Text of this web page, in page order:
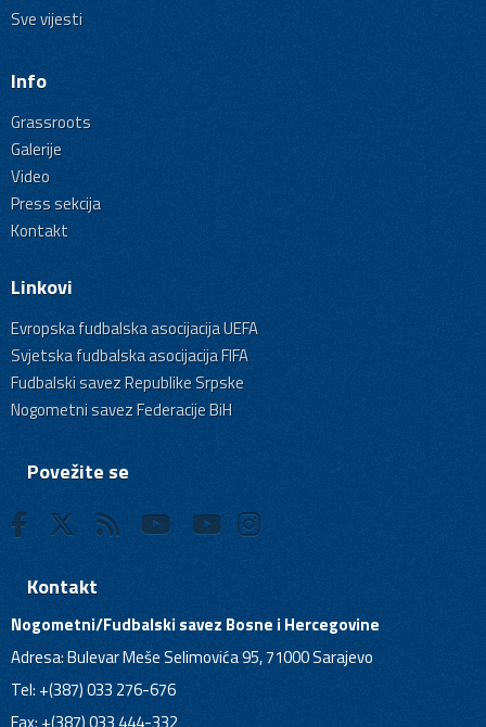
Sve vijesti
Info
Grassroots
Galerije
Video
Press sekcija
Kontakt
Linkovi
Evropska fudbalska asocijacija UEFA
Svjetska fudbalska asocijacija FIFA
Fudbalski savez Republike Srpske
Nogometni savez Federacije BiH
Povežite se
Kontakt
Nogometni/Fudbalski savez Bosne i Hercegovine
Adresa: Bulevar Meše Selimovića 95, 71000 Sarajevo
Tel: +(387) 033 276-676